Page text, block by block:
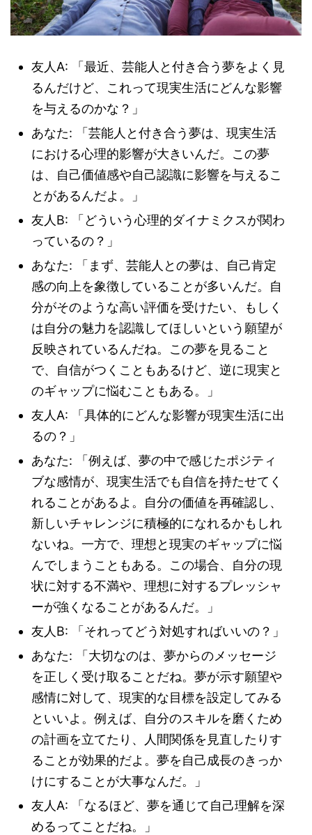
友人A: 「最近、芸能人と付き合う夢をよく見
るんだけど、これって現実生活にどんな影響
を与えるのかな？」
あなた: 「芸能人と付き合う夢は、現実生活
における心理的影響が大きいんだ。この夢
は、自己価値感や自己認識に影響を与えるこ
とがあるんだよ。」
友人B: 「どういう心理的ダイナミクスが関わ
っているの？」
あなた: 「まず、芸能人との夢は、自己肯定
感の向上を象徴していることが多いんだ。自
分がそのような高い評価を受けたい、もしく
は自分の魅力を認識してほしいという願望が
反映されているんだね。この夢を見ること
で、自信がつくこともあるけど、逆に現実と
のギャップに悩むこともある。」
友人A: 「具体的にどんな影響が現実生活に出
るの？」
あなた: 「例えば、夢の中で感じたポジティ
ブな感情が、現実生活でも自信を持たせてく
れることがあるよ。自分の価値を再確認し、
新しいチャレンジに積極的になれるかもしれ
ないね。一方で、理想と現実のギャップに悩
んでしまうこともある。この場合、自分の現
状に対する不満や、理想に対するプレッシャ
ーが強くなることがあるんだ。」
友人B: 「それってどう対処すればいいの？」
あなた: 「大切なのは、夢からのメッセージ
を正しく受け取ることだね。夢が示す願望や
感情に対して、現実的な目標を設定してみる
といいよ。例えば、自分のスキルを磨くため
の計画を立てたり、人間関係を見直したりす
ることが効果的だよ。夢を自己成長のきっか
けにすることが大事なんだ。」
友人A: 「なるほど、夢を通じて自己理解を深
めるってことだね。」